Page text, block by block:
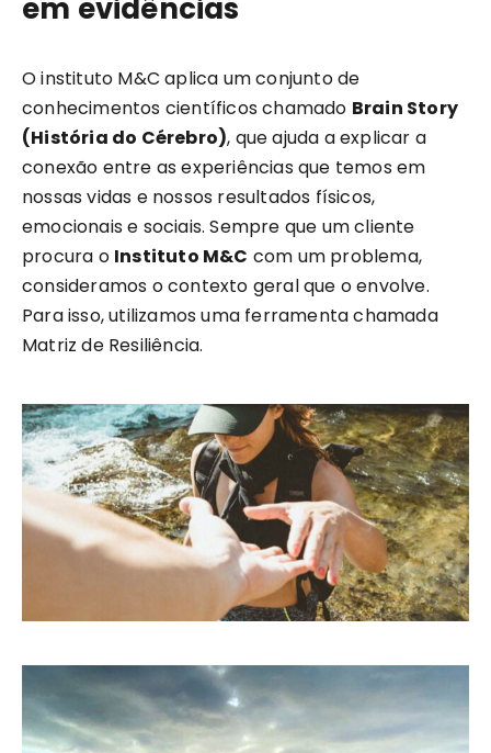
O instituto M&C aplica um conjunto de
conhecimentos científicos chamado Brain Story
(História do Cérebro), que ajuda a explicar a
conexão entre as experiências que temos em
nossas vidas e nossos resultados físicos,
emocionais e sociais. Sempre que um cliente
procura o Instituto M&C com um problema,
consideramos o contexto geral que o envolve.
Para isso, utilizamos uma ferramenta chamada
Matriz de Resiliência.
em evidências